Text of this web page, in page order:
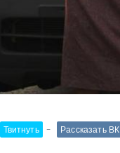
Твитнуть Рассказать ВК